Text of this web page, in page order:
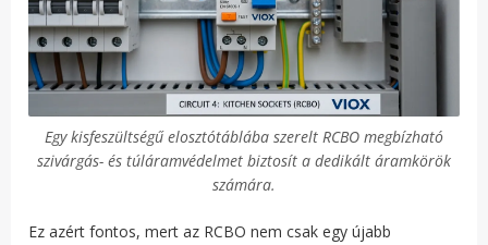
Egy kisfeszültségű elosztótáblába szerelt RCBO megbízható
szivárgás- és túláramvédelmet biztosít a dedikált áramkörök
számára.
Ez azért fontos, mert az RCBO nem csak egy újabb